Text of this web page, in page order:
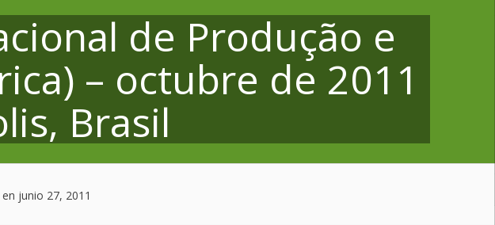
de Produção e
– octubre de 2011
Brasil
en junio 27, 2011